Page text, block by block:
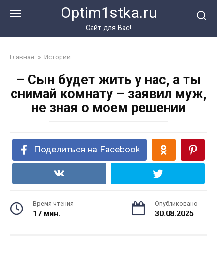
Optim1stka.ru
Сайт для Вас!
Главная » Истории
– Сын будет жить у нас, а ты
снимай комнату – заявил муж,
не зная о моем решении
Поделиться на Facebook
Время чтения
17 мин.
Опубликовано
30.08.2025